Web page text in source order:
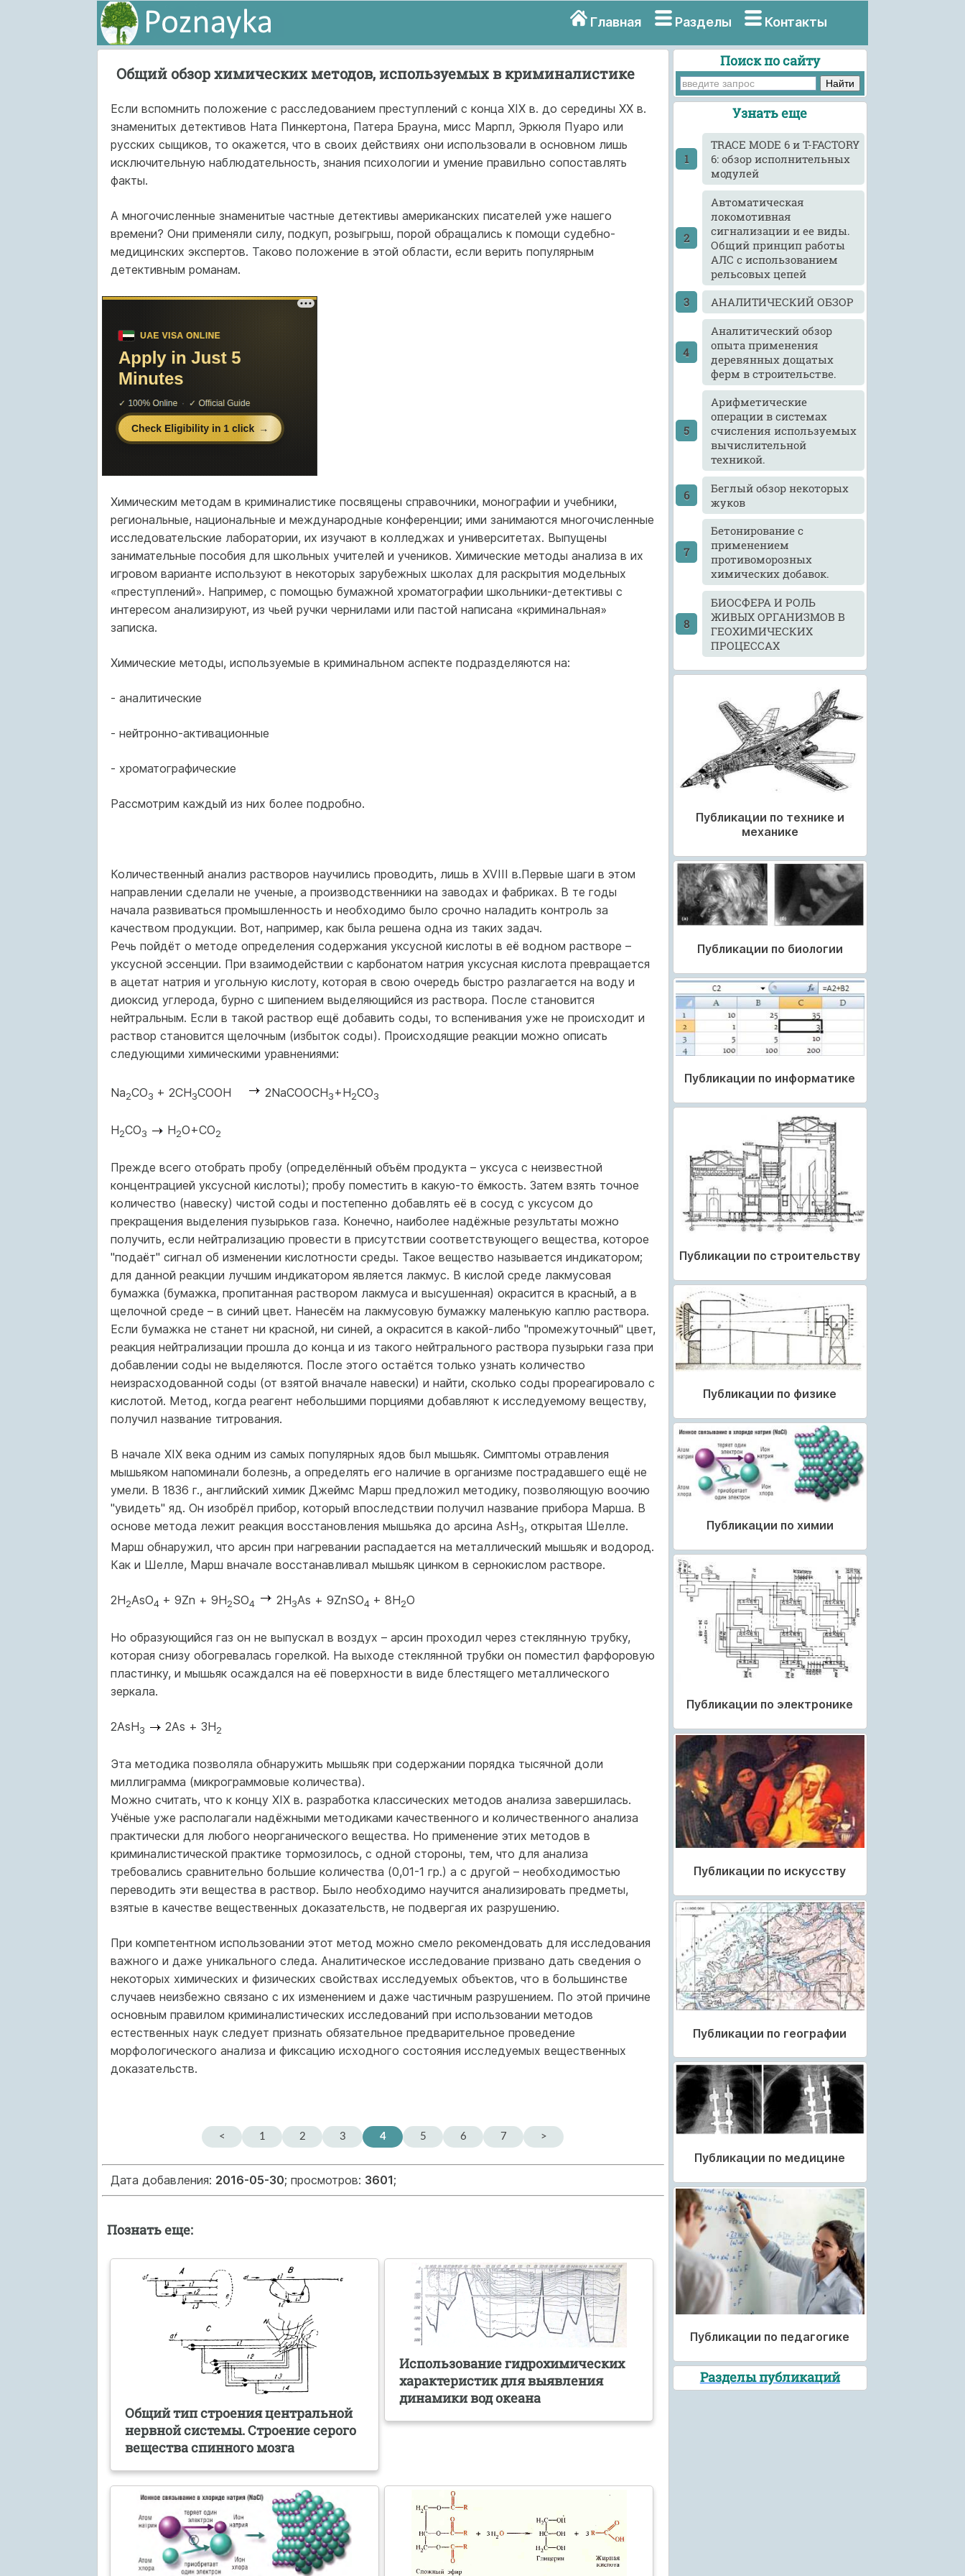
Главная Разделы Контакты
Общий обзор химических методов, используемых в криминалистике
Если вспомнить положение с расследованием преступлений с конца ХIX в. до середины ХХ в.
знаменитых детективов Ната Пинкертона, Патера Брауна, мисс Марпл, Эркюля Пуаро или
русских сыщиков, то окажется, что в своих действиях они использовали в основном лишь
исключительную наблюдательность, знания психологии и умение правильно сопоставлять
факты.
А многочисленные знаменитые частные детективы американских писателей уже нашего
времени? Они применяли силу, подкуп, розыгрыш, порой обращались к помощи судебно-
медицинских экспертов. Таково положение в этой области, если верить популярным
детективным романам.
Химическим методам в криминалистике посвящены справочники, монографии и учебники,
региональные, национальные и международные конференции; ими занимаются многочисленные
исследовательские лаборатории, их изучают в колледжах и университетах. Выпущены
занимательные пособия для школьных учителей и учеников. Химические методы анализа в их
игровом варианте используют в некоторых зарубежных школах для раскрытия модельных
«преступлений». Например, с помощью бумажной хроматографии школьники-детективы с
интересом анализируют, из чьей ручки чернилами или пастой написана «криминальная»
записка.
Химические методы, используемые в криминальном аспекте подразделяются на:
- аналитические
- нейтронно-активационные
- хроматографические
Рассмотрим каждый из них более подробно.
Количественный анализ растворов научились проводить, лишь в XVIII в.Первые шаги в этом
направлении сделали не ученые, а производственники на заводах и фабриках. В те годы
начала развиваться промышленность и необходимо было срочно наладить контроль за
качеством продукции. Вот, например, как была решена одна из таких задач.
Речь пойдёт о методе определения содержания уксусной кислоты в её водном растворе –
уксусной эссенции. При взаимодействии с карбонатом натрия уксусная кислота превращается
в ацетат натрия и угольную кислоту, которая в свою очередь быстро разлагается на воду и
диоксид углерода, бурно с шипением выделяющийся из раствора. После становится
нейтральным. Если в такой раствор ещё добавить соды, то вспенивания уже не происходит и
раствор становится щелочным (избыток соды). Происходящие реакции можно описать
следующими химическими уравнениями:
Na2CO3 + 2CH3COOH 2NaCOOCH3+H2CO3
H2CO3 H2O+CO2
Прежде всего отобрать пробу (определённый объём продукта – уксуса с неизвестной
концентрацией уксусной кислоты); пробу поместить в какую-то ёмкость. Затем взять точное
количество (навеску) чистой соды и постепенно добавлять её в сосуд с уксусом до
прекращения выделения пузырьков газа. Конечно, наиболее надёжные результаты можно
получить, если нейтрализацию провести в присутствии соответствующего вещества, которое
"подаёт" сигнал об изменении кислотности среды. Такое вещество называется индикатором;
для данной реакции лучшим индикатором является лакмус. В кислой среде лакмусовая
бумажка (бумажка, пропитанная раствором лакмуса и высушенная) окрасится в красный, а в
щелочной среде – в синий цвет. Нанесём на лакмусовую бумажку маленькую каплю раствора.
Если бумажка не станет ни красной, ни синей, а окрасится в какой-либо "промежуточный" цвет,
реакция нейтрализации прошла до конца и из такого нейтрального раствора пузырьки газа при
добавлении соды не выделяются. После этого остаётся только узнать количество
неизрасходованной соды (от взятой вначале навески) и найти, сколько соды прореагировало с
кислотой. Метод, когда реагент небольшими порциями добавляют к исследуемому веществу,
получил название титрования.
В начале XIX века одним из самых популярных ядов был мышьяк. Симптомы отравления
мышьяком напоминали болезнь, а определять его наличие в организме пострадавшего ещё не
умели. В 1836 г., английский химик Джеймс Марш предложил методику, позволяющую воочию
"увидеть" яд. Он изобрёл прибор, который впоследствии получил название прибора Марша. В
основе метода лежит реакция восстановления мышьяка до арсина AsH3, открытая Шелле.
Марш обнаружил, что арсин при нагревании распадается на металлический мышьяк и водород.
Как и Шелле, Марш вначале восстанавливал мышьяк цинком в сернокислом растворе.
2H2AsO4 + 9Zn + 9H2SO4 2H3As + 9ZnSO4 + 8H2O
Но образующийся газ он не выпускал в воздух – арсин проходил через стеклянную трубку,
которая снизу обогревалась горелкой. На выходе стеклянной трубки он поместил фарфоровую
пластинку, и мышьяк осаждался на её поверхности в виде блестящего металлического
зеркала.
2AsH3 2As + 3H2
Эта методика позволяла обнаружить мышьяк при содержании порядка тысячной доли
миллиграмма (микрограммовые количества).
Можно считать, что к концу XIX в. разработка классических методов анализа завершилась.
Учёные уже располагали надёжными методиками качественного и количественного анализа
практически для любого неорганического вещества. Но применение этих методов в
криминалистической практике тормозилось, с одной стороны, тем, что для анализа
требовались сравнительно большие количества (0,01-1 гр.) а с другой – необходимостью
переводить эти вещества в раствор. Было необходимо научится анализировать предметы,
взятые в качестве вещественных доказательств, не подвергая их разрушению.
При компетентном использовании этот метод можно смело рекомендовать для исследования
важного и даже уникального следа. Аналитическое исследование призвано дать сведения о
некоторых химических и физических свойствах исследуемых объектов, что в большинстве
случаев неизбежно связано с их изменением и даже частичным разрушением. По этой причине
основным правилом криминалистических исследований при использовании методов
естественных наук следует признать обязательное предварительное проведение
морфологического анализа и фиксацию исходного состояния исследуемых вещественных
доказательств.
< 1 2 3 4 5 6 7 >
Дата добавления: 2016-05-30; просмотров: 3601;
Познать еще:
Общий тип строения центральной
нервной системы. Строение серого
вещества спинного мозга
Использование гидрохимических
характеристик для выявления
динамики вод океана
Поиск по сайту
Узнать еще
TRACE MODE 6 и T-FACTORY
6: обзор исполнительных
модулей
Автоматическая
локомотивная
сигнализации и ее виды.
Общий принцип работы
АЛС с использованием
рельсовых цепей
АНАЛИТИЧЕСКИЙ ОБЗОР
Аналитический обзор
опыта применения
деревянных дощатых
ферм в строительстве.
Арифметические
операции в системах
счисления используемых
вычислительной
техникой.
Беглый обзор некоторых
жуков
Бетонирование с
применением
противоморозных
химических добавок.
БИОСФЕРА И РОЛЬ
ЖИВЫХ ОРГАНИЗМОВ В
ГЕОХИМИЧЕСКИХ
ПРОЦЕССАХ
Публикации по технике и
механике
Публикации по биологии
Публикации по информатике
Публикации по строительству
Публикации по физике
Публикации по химии
Публикации по электронике
Публикации по искусству
Публикации по географии
Публикации по медицине
Публикации по педагогике
Разделы публикаций